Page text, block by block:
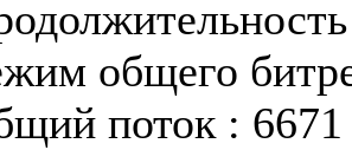
общего
поток : 6671